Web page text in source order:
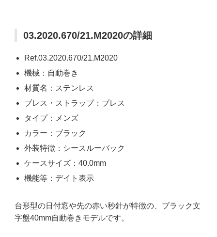
03.2020.670/21.M2020の詳細
Ref.03.2020.670/21.M2020
機械：自動巻き
材質名：ステンレス
ブレス・ストラップ：ブレス
タイプ：メンズ
カラー：ブラック
外装特徴：シースルーバック
ケースサイズ：40.0mm
機能等：デイト表示
台形型の日付窓や先の赤い秒針が特徴の、ブラック文
字盤40mm自動巻きモデルです。